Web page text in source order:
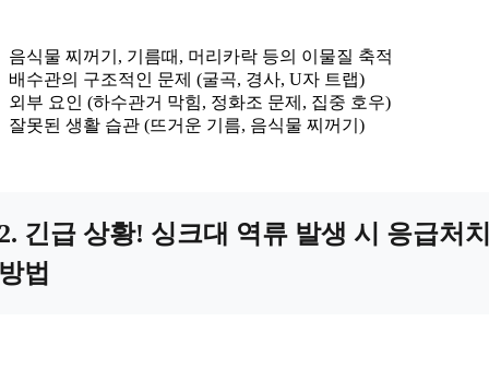
음식물 찌꺼기, 기름때, 머리카락 등의 이물질 축적
배수관의 구조적인 문제 (굴곡, 경사, U자 트랩)
외부 요인 (하수관거 막힘, 정화조 문제, 집중 호우)
잘못된 생활 습관 (뜨거운 기름, 음식물 찌꺼기)
긴급 상황! 싱크대 역류 발생 시 응급처
법